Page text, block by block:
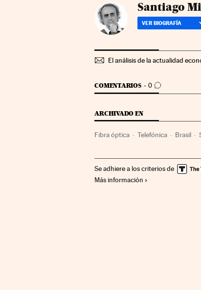
Santiago
VER BIOGRAFÍA
El análisis de la actualidad
COMENTARIOS 0
IR A LOS COMENTARIOS
ARCHIVADO EN
Fibra óptica Telefónica Brasil
Se adhiere a los criterios de
Más información